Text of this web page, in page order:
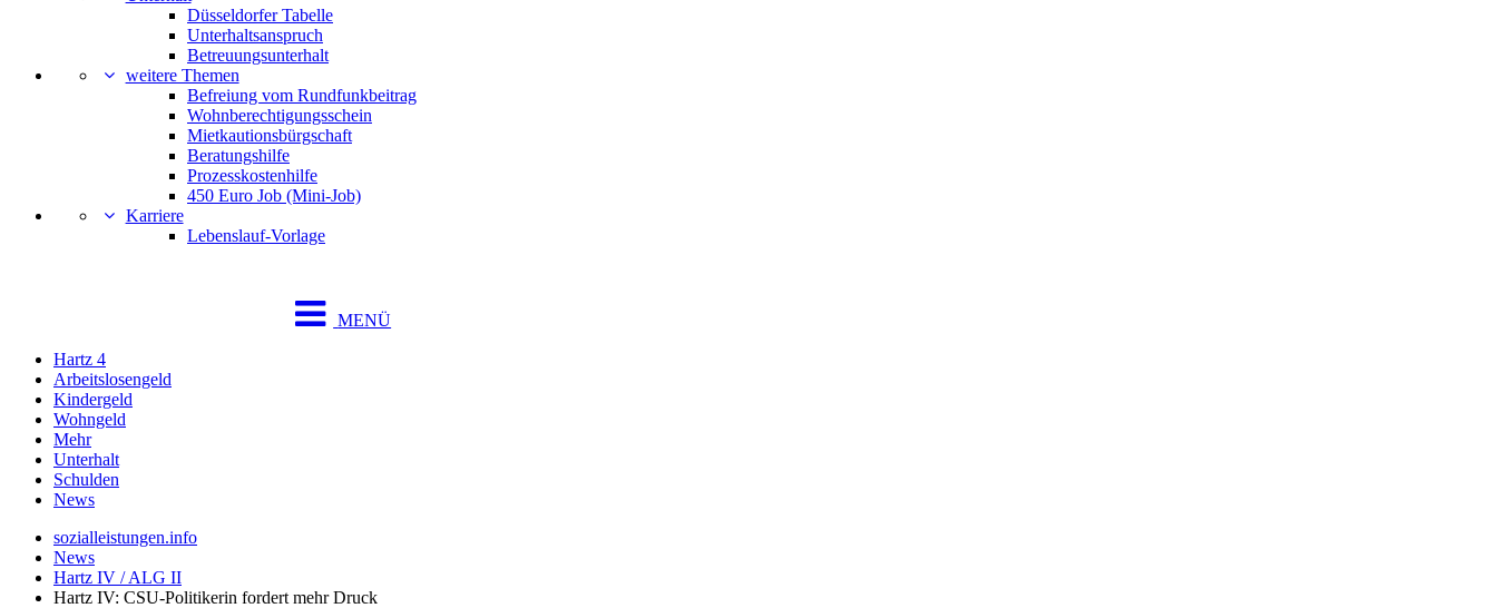
Düsseldorfer Tabelle
Unterhaltsanspruch
Betreuungsunterhalt
weitere Themen
Befreiung vom Rundfunkbeitrag
Wohnberechtigungsschein
Mietkautionsbürgschaft
Beratungshilfe
Prozesskostenhilfe
450 Euro Job (Mini-Job)
Karriere
Lebenslauf-Vorlage
MENÜ
Hartz 4
Arbeitslosengeld
Kindergeld
Wohngeld
Mehr
Unterhalt
Schulden
News
sozialleistungen.info
News
Hartz IV / ALG II
Hartz IV: CSU-Politikerin fordert mehr Druck